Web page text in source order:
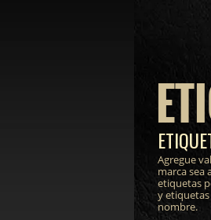
Agregue
marca sea
etiquetas
y
nombre.